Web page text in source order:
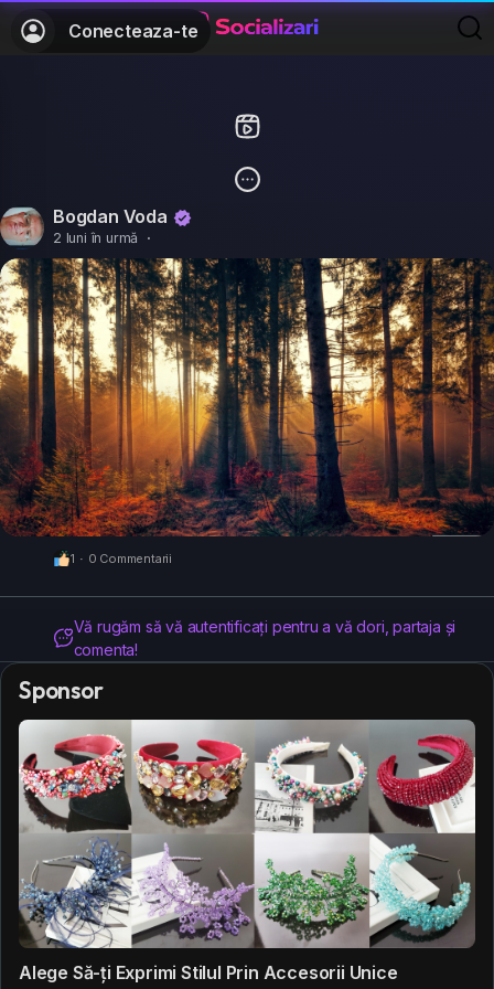
Conecteaza-te
Bogdan Voda
2 luni în urmă ·
1 · 0 Commentarii
Vă rugăm să vă autentificați pentru a vă dori, partaja și
comenta!
Sponsor
Alege Să-ți Exprimi Stilul Prin Accesorii Unice